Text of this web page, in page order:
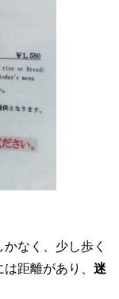
なく、少し歩く
距離があり、 迷